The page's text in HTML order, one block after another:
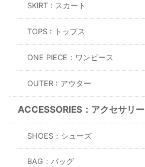
SKIRT : スカート
TOPS : トップス
ONE PIECE：ワンピース
OUTER : アウター
ACCESSORIES：アクセサリー
SHOES：シューズ
BAG：バッグ